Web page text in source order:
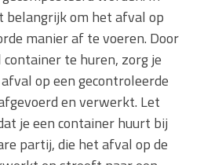
belangrijk om het afval op
manier af te voeren. Door
te huren, zorg je
op een gecontroleerde
en verwerkt. Let
je een container huurt bij
partij, die het afval op de